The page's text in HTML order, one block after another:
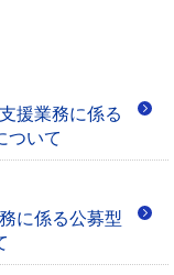
援業務に係る
ついて
に係る公募型